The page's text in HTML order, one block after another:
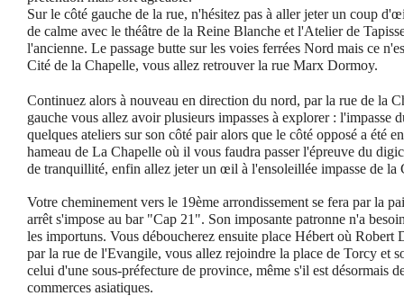
Sur le côté gauche de la rue, n'hésitez pas à aller jeter un coup
de calme avec le théâtre de la Reine Blanche et l'Atelier de
l'ancienne. Le passage butte sur les voies ferrées Nord mais ce
Cité de la Chapelle, vous allez retrouver la rue Marx Dormoy.
Continuez alors à nouveau en direction du nord, par la rue de la
gauche vous allez avoir plusieurs impasses à explorer : l'impasse
quelques ateliers sur son côté pair alors que le côté opposé a été
hameau de La Chapelle où il vous faudra passer l'épreuve du
de tranquillité, enfin allez jeter un œil à l'ensoleillée impasse de la
Votre cheminement vers le 19ème arrondissement se fera par la
arrêt s'impose au bar "Cap 21". Son imposante patronne n'a
les importuns. Vous déboucherez ensuite place Hébert où Robert
par la rue de l'Evangile, vous allez rejoindre la place de Torcy et
celui d'une sous-préfecture de province, même s'il est désormais
commerces asiatiques.